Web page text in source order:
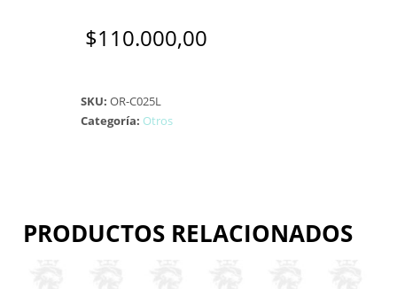
$110.000,00
SKU:OR-C025L
Categoría: Otros
PRODUCTOS RELACIONADOS